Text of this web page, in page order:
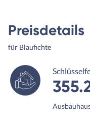
Preisdetails
für Blaufichte